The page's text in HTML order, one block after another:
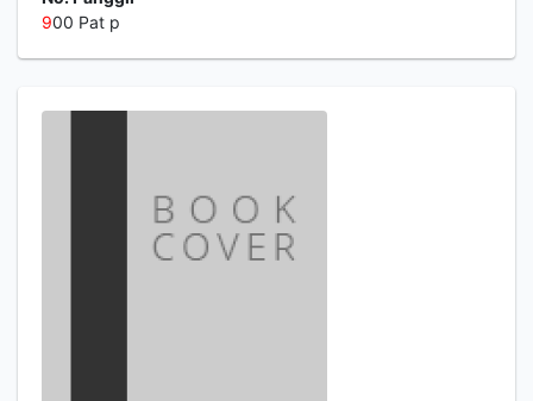
900 Pat p